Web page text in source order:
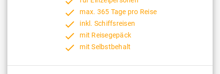
done max. 365 Tage pro Reise
done inkl. Schiffsreisen
done mit Reisegepäck
done mit Selbstbehalt